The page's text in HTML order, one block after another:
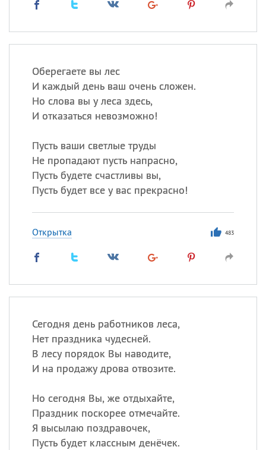
Оберегаете вы лес
И каждый день ваш очень сложен.
Но слова вы у леса здесь,
И отказаться невозможно!
Пусть ваши светлые труды
Не пропадают пусть напрасно,
Пусть будете счастливы вы,
Пусть будет все у вас прекрасно!
Открытка 483
Сегодня день работников леса,
Нет праздника чудесней.
В лесу порядок Вы наводите,
И на продажу дрова отвозите.
Но сегодня Вы, же отдыхайте,
Праздник поскорее отмечайте.
Я высылаю поздравочек,
Пусть будет классным денёчек.